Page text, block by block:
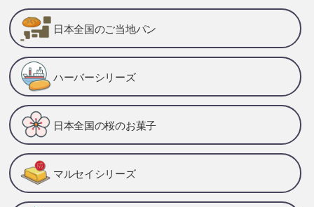
日本全国のご当地パン
ハーバーシリーズ
日本全国の桜のお菓子
マルセイシリーズ